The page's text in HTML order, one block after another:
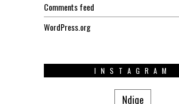
Comments feed
WordPress.org
INSTAGRAM
Ndiqe